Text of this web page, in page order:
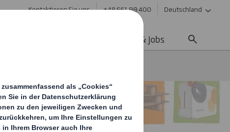
Kontaktieren Sie uns +49 661 88 400 Deutschland
Karriere & Jobs